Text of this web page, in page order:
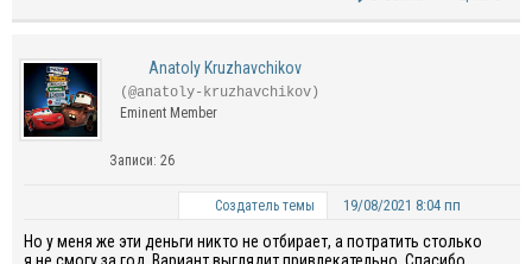
Anatoly Kruzhavchikov
(@anatoly-kruzhavchikov)
Eminent Member
Записи: 26
Создатель темы 19/08/2021 8:04 пп
Но у меня же эти деньги никто не отбирает, а потратить столько